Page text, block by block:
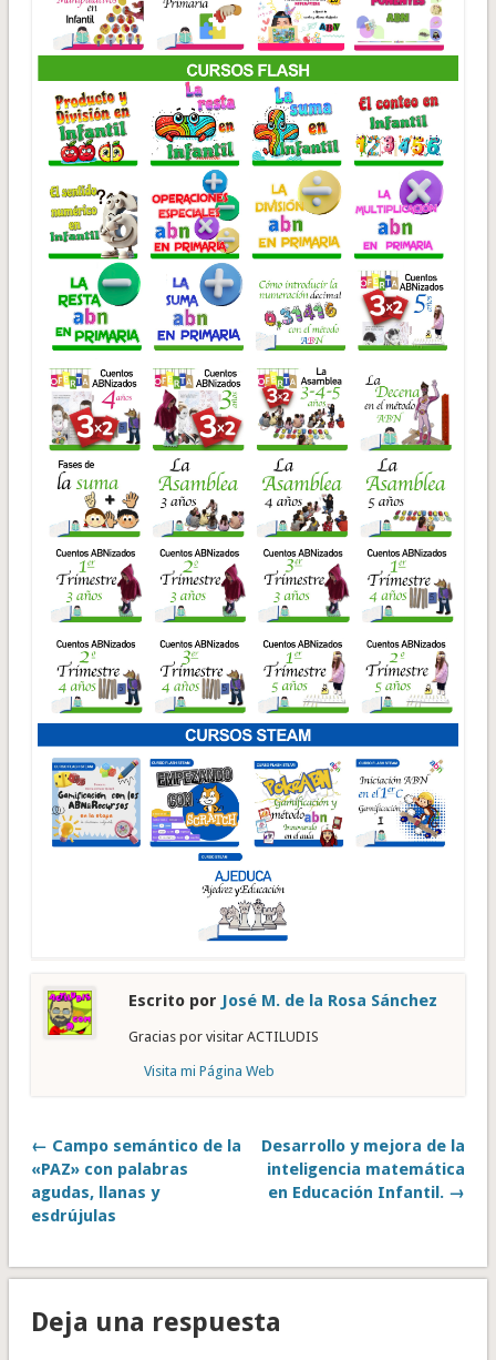
Escrito por José M. de la Rosa Sánchez
Gracias por visitar ACTILUDIS
Visita mi Página Web
← Campo semántico de la
«PAZ» con palabras
agudas, llanas y
esdrújulas
Desarrollo y mejora de la
inteligencia matemática
en Educación Infantil. →
Deja una respuesta